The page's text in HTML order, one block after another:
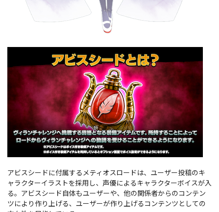
アビスシードに付属するメティオスロードは、ユーザー投稿のキ
ャラクターイラストを採用し、声優によるキャラクターボイスが入
る。アビスシード自体もユーザーや、他の関係者からのコンテン
ツにより作り上げる、ユーザーが作り上げるコンテンツとしての